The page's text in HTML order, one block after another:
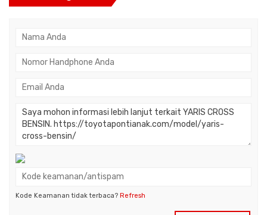
Kode Keamanan tidak terbaca? Refresh